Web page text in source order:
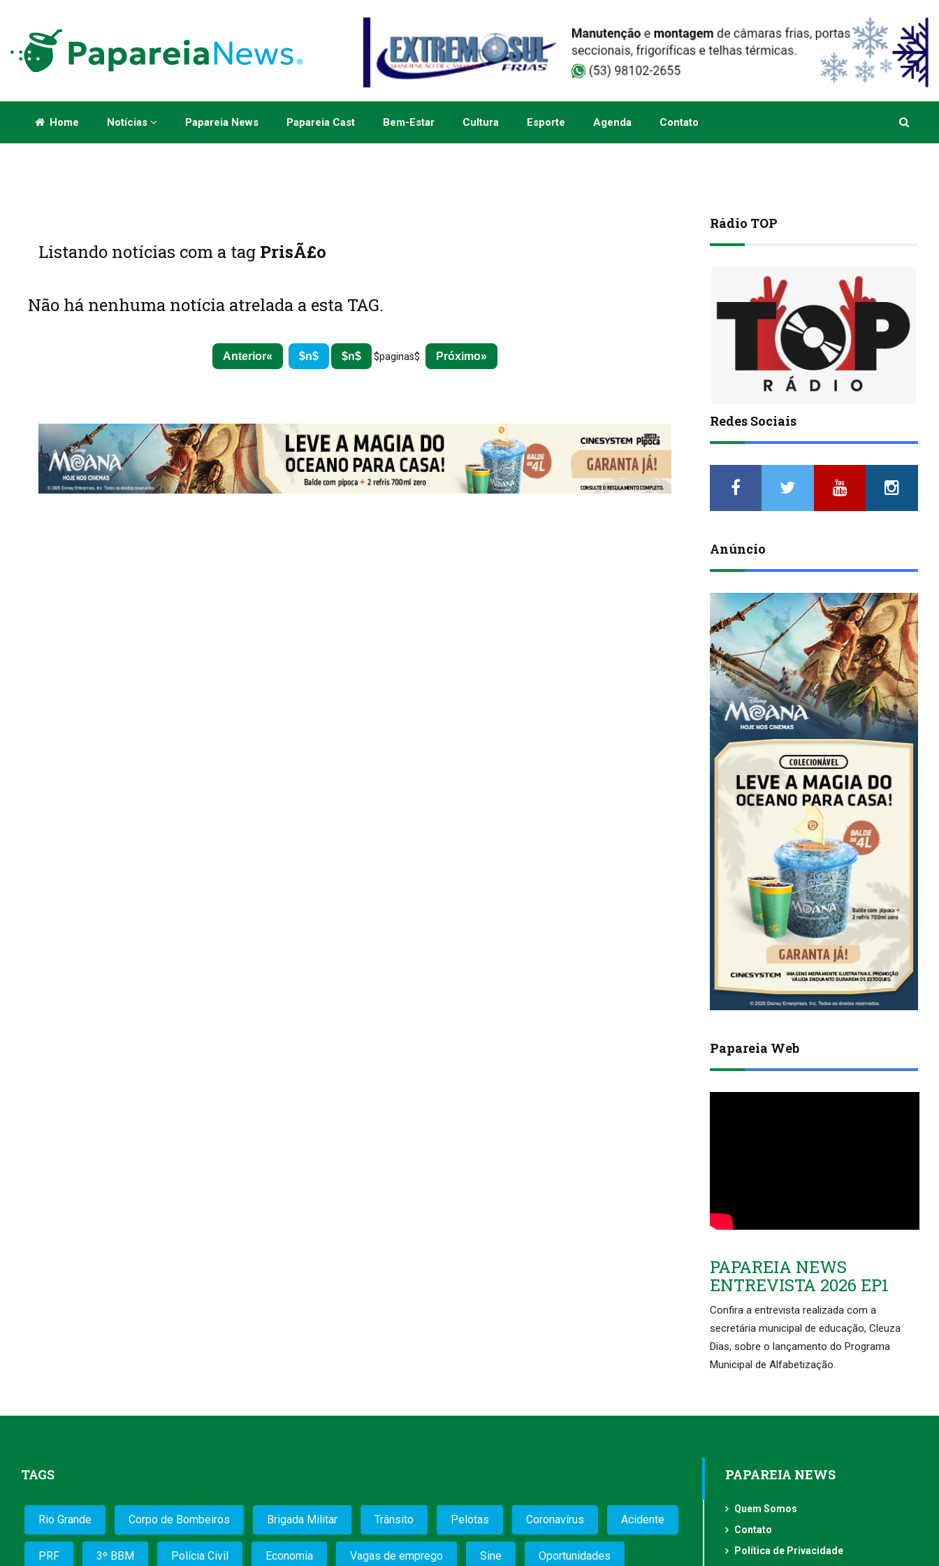
Home Notícias Papareia News Papareia Cast Bem-Estar Cultura Esporte Agenda Contato
Listando notícias com a tag PrisÃ£o
Não há nenhuma notícia atrelada a esta TAG.
Anterior $n$ $n$ $paginas$ Próximo
Rádio TOP
Redes Sociais
Anúncio
Papareia Web
PAPAREIA NEWS
ENTREVISTA 2026 EP1
Confira a entrevista realizada com a
secretária municipal de educação, Cleuza
Dias, sobre o lançamento do Programa
Municipal de Alfabetização.
TAGS
Rio Grande Corpo de Bombeiros Brigada Militar Trânsito Pelotas Coronavírus Acidente
PRF 3º BBM Polícia Civil Economia Vagas de emprego Sine Oportunidades
PAPAREIA NEWS
Quem Somos
Contato
Política de Privacidade